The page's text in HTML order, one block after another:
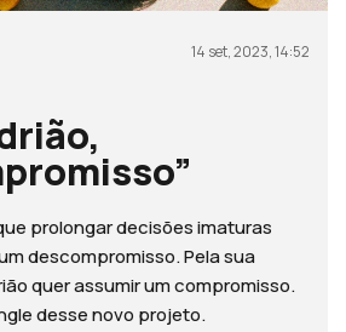
14 set, 2023, 14:52
prolongar decisões imaturas
descompromisso. Pela sua
quer assumir um compromisso.
desse novo projeto.